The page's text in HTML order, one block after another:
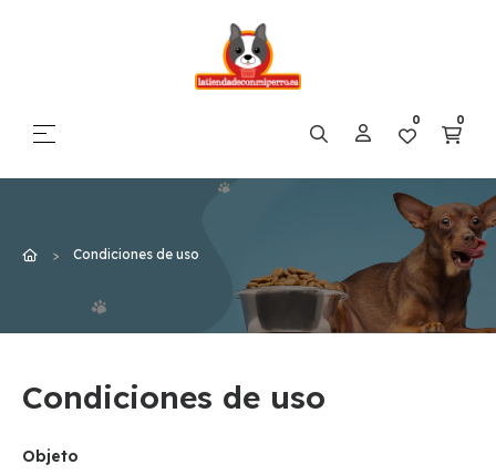
Navegación de palanca
☰ 0 0
Condiciones de uso
Condiciones de uso
Objeto